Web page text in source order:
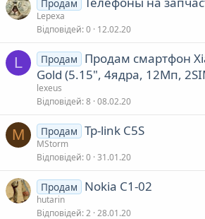
Продам
Lepexa
Відповідей 0 12.02.20
L Продам
Продам смартфон
Gold (5.15", 4ядра, 12Мп,
lexeus
Відповідей 8 08.02.20
M Продам Tp-link C5S
MStorm
Відповідей 0 31.01.20
Продам Nokia C1-02
hutarin
Відповідей 2 28.01.20